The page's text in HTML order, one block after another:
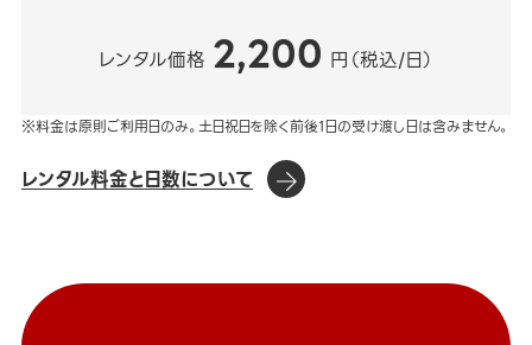
レンタル価格 2,200 円（税込/日）
※料金は原則ご利用日のみ。土日祝日を除く前後1日の受け渡し日は含みません。
レンタル料金と日数について